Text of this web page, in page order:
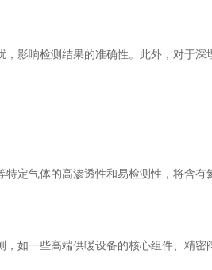
影响检测结果的准确性。此外，对于深
特定气体的高渗透性和易检测性，将含有
如一些高端供暖设备的核心组件、精密